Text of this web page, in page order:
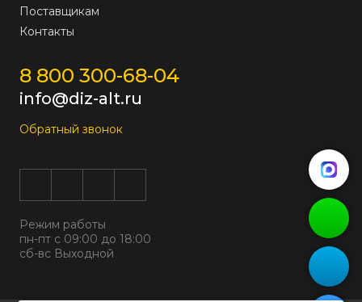
Поставщикам
Контакты
8 800 300-68-04
info@diz-alt.ru
Обратный звонок
Режим работы
пн-пт с 09:00 до 18:00
сб-вс Выходной